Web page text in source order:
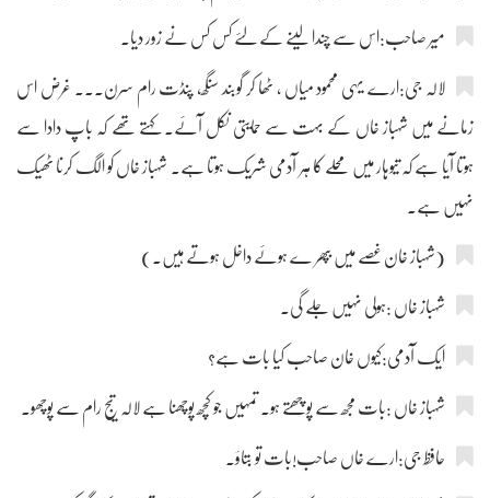
میر صاحب:اس سے چندا لینے کے لئے کس کس نے زور دیا۔
لالہ جی:ارے یہی محمود میاں ، ٹھا کر گوبند سنگھ، پنڈت رام سرن۔۔۔ غرض اس
زمانے میں شہباز خاں کے بہت سے حمایتی نکل آئے۔ کہتے تھے کہ باپ دادا سے
ہوتا آیا ہے کہ تیوہار میں محلے کا ہر آدمی شریک ہوتا ہے۔ شہباز خاں کو الگ کرنا ٹھیک
نہیں ہے۔
(شہباز خان غصے میں بپھر ے ہوئے داخل ہوتے ہیں۔)
شہباز خاں :ہولی نہیں جلے گی۔
ایک آدمی:کیوں خان صاحب کیا بات ہے؟
شہباز خاں :بات مجھ سے پوچھتے ہو۔ تمہیں جو کچھ پوچھنا ہے لالہ تیج رام سے پوچھو۔
حافظ جی:ارے خاں صاحب!بات تو بتاؤ۔